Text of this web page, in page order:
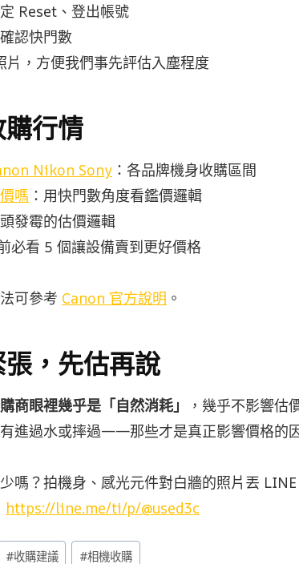
Reset、登出帳號
認快門數
，方便我們事先評估入塵程度
行情
Nikon Sony ：各品牌機身收購區間
嗎 ：用快門數角度看鑑價邏輯
頭發霉的估價邏輯
必看 5 個讓設備賣到更好價格
可參考 Canon 官方說明 。
，先估再說
商眼裡幾乎是「自然消耗」
，幾乎不影響估
進過水或摔過——那些才是真正影響價格的
嗎？拍機身、感光元件對白牆的照片丟
https://line.me/ti/p/@used3c
#收購建議 #相機收購